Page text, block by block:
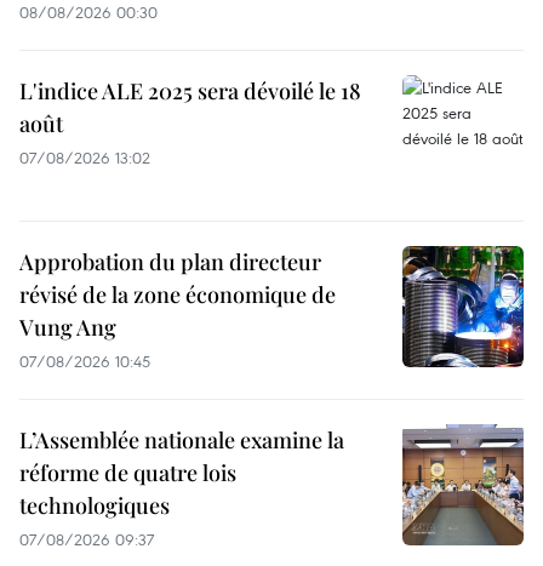
08/08/2026 00:30
L'indice ALE 2025 sera dévoilé le 18
août
07/08/2026 13:02
Approbation du plan directeur
révisé de la zone économique de
Vung Ang
07/08/2026 10:45
L’Assemblée nationale examine la
réforme de quatre lois
technologiques
07/08/2026 09:37